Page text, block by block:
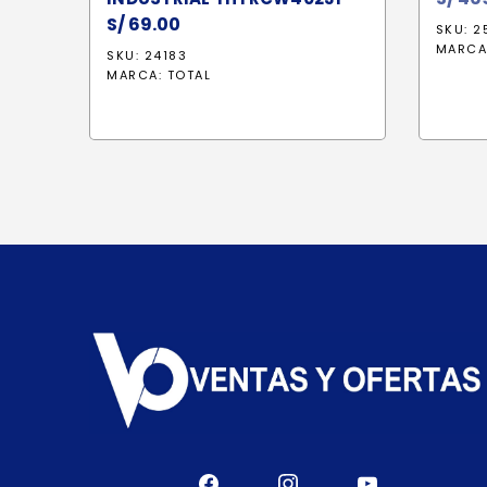
S/69.00
SKU: 24183
MARCA: TOTAL
SKU: